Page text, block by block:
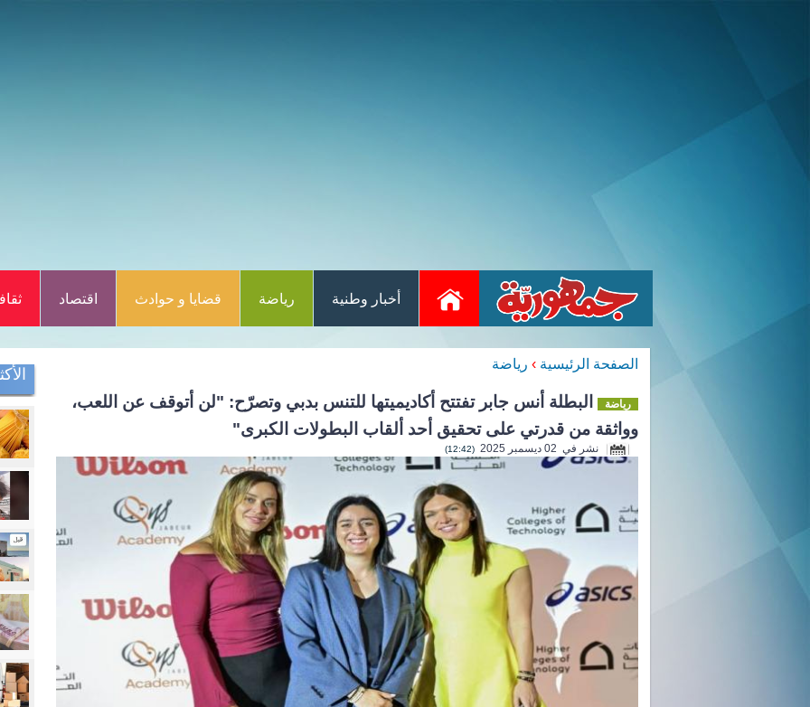
أخبار وطنية رياضة قضايا و حوادث اقتصاد
الصفحة الرئيسية › رياضة
رياضة
البطلة أنس جابر تفتتح أكاديميتها للتنس بدبي وتصرّح: "لن أتوقف عن اللعب،
وواثقة من قدرتي على تحقيق أحد ألقاب البطولات الكبرى"
نشر في 02 ديسمبر 2025 (12:42)